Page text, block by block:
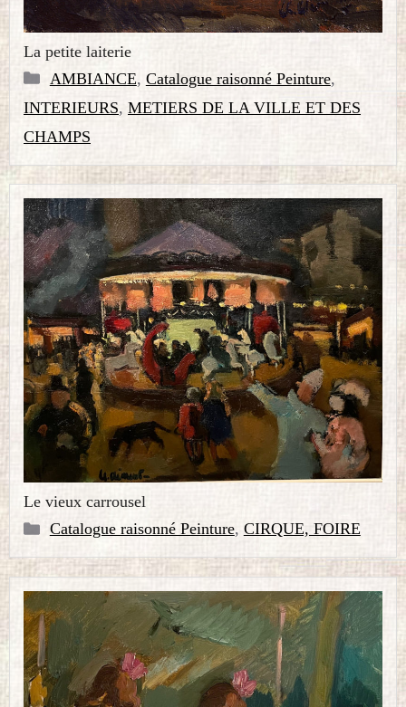
La petite laiterie
Catégories
AMBIANCE, Catalogue raisonné Peinture,
INTERIEURS, METIERS DE LA VILLE ET DES
CHAMPS
Le vieux carrousel
Catégories
Catalogue raisonné Peinture, CIRQUE, FOIRE